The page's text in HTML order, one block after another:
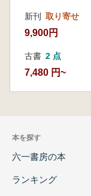
新刊 取り寄せ
9,900円
古書 2 点
7,480 円~
本を探す
六一書房の本
ランキング